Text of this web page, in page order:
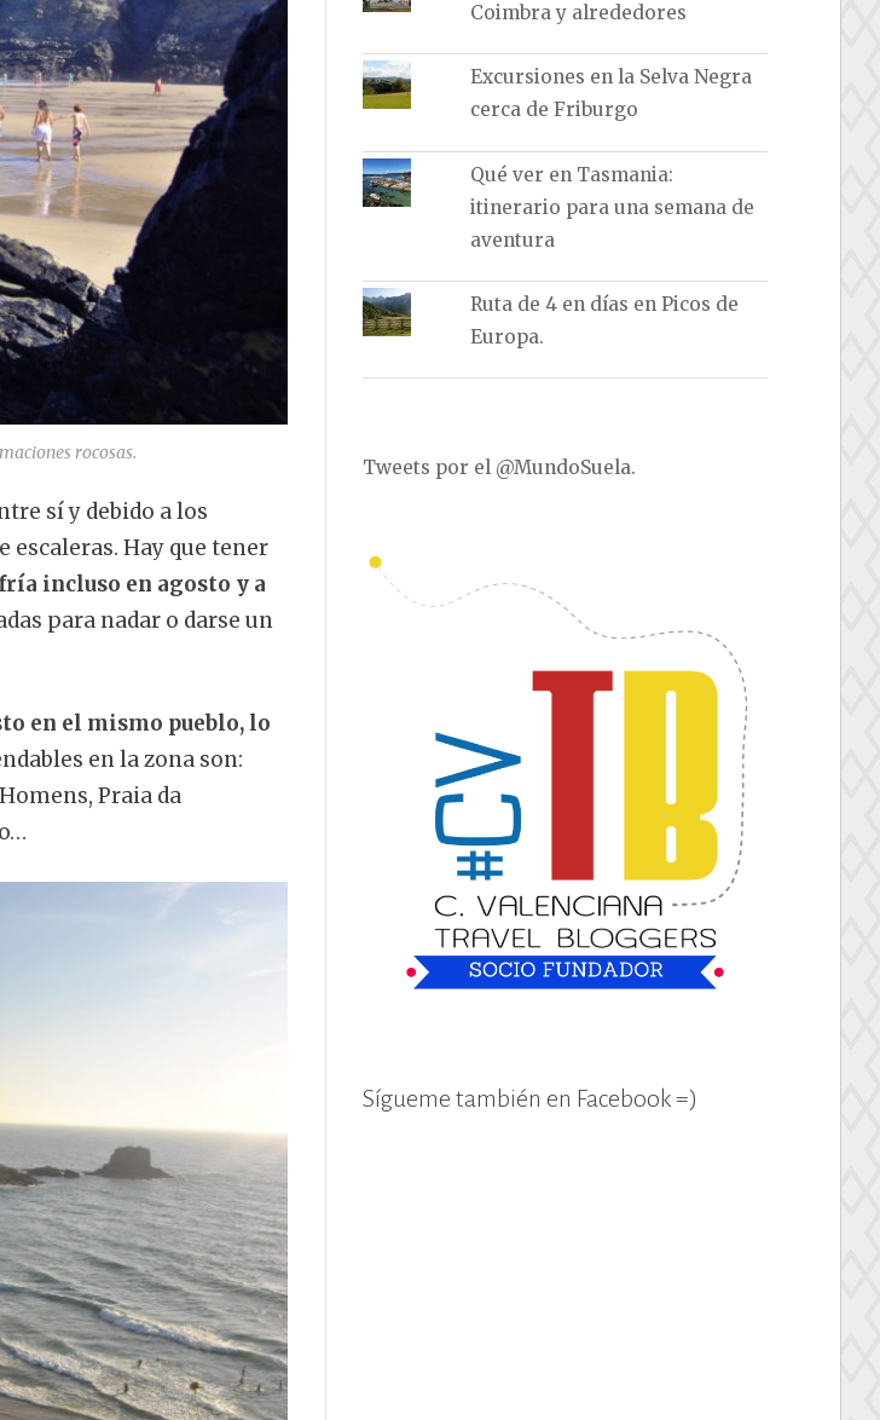
rocosas.
sí y debido a los
escaleras. Hay que tener
incluso en agosto y a
para nadar o darse un
en el mismo pueblo, lo
en la zona son:
Praia da
Coimbra y alrededores
Excursiones en la Selva Negra
cerca de Friburgo
Qué ver en Tasmania:
itinerario para una semana de
aventura
Ruta de 4 en días en Picos de
Europa.
Tweets por el @MundoSuela.
Sígueme también en Facebook =)